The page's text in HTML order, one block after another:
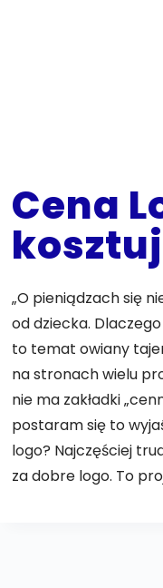
Cena
„O pieniądzach się
od dziecka.
to temat owiany
na stronach wielu
nie ma zakładki
postaram się to
logo? Najczęściej
za dobre logo. To